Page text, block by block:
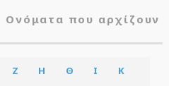
Ονόματα που αρχίζουν
Ζ Η Θ Ι Κ